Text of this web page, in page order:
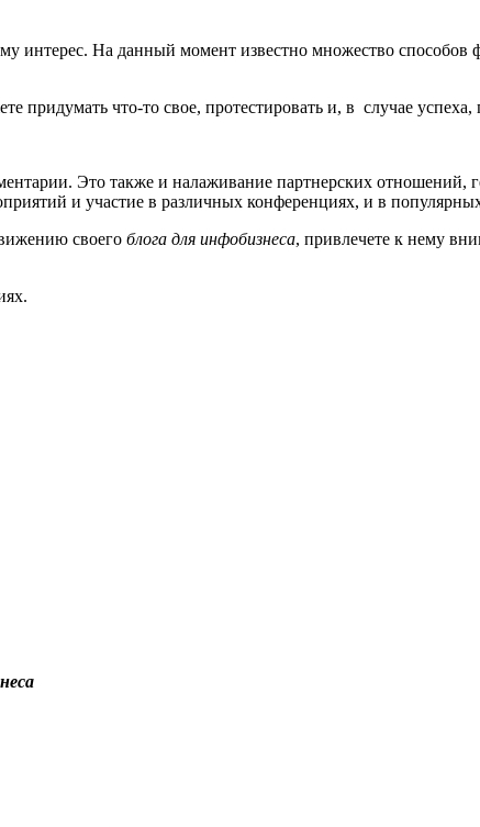
интерес. На данный момент известно множество
придумать что-то свое, протестировать и, в случае успеха,
Это также и налаживание партнерских отношений,
и участие в различных конференциях, и в
своего блога для инфобизнеса, привлечете к нему